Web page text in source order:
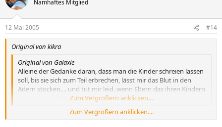
Namhaftes Mitglied
12 Mai 2005 #14
Original von kikra
Original von Galaxie
Alleine der Gedanke daran, dass man die Kinder schreien lassen
soll, bis sie sich zum Teil erbrechen, lässt mir das Blut in den
Adern stocken.... und tut mir leid, wenn Eltern das ihren Kindern
antun, hab ich kein Verständnis dafür.
Zum Vergrößern anklicken....
@Galaxie: Das kann es wohl tatsächlich nicht sein, aber steht
Zum Vergrößern anklicken....